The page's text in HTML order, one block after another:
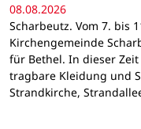
08.08.2026
Scharbeutz. Vom 7. bis
Kirchengemeinde
für Bethel. In dieser
tragbare Kleidung und
Strandkirche,